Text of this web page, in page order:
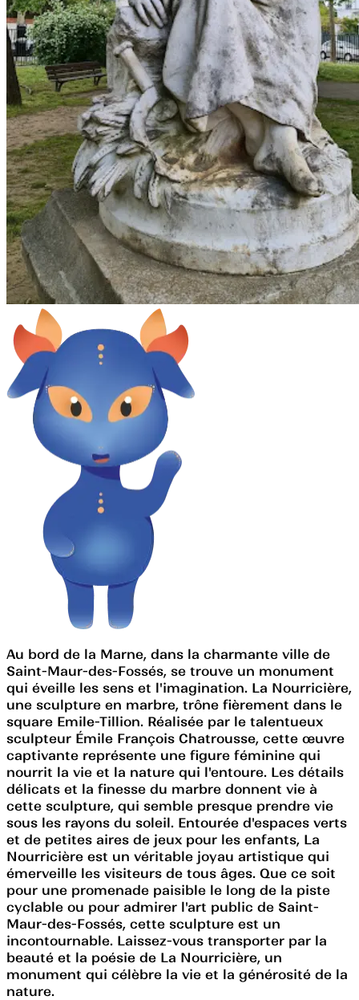
Au bord de la Marne, dans la charmante ville de
Saint-Maur-des-Fossés, se trouve un monument
qui éveille les sens et l'imagination. La Nourricière,
une sculpture en marbre, trône fièrement dans le
square Emile-Tillion. Réalisée par le talentueux
sculpteur Émile François Chatrousse, cette œuvre
captivante représente une figure féminine qui
nourrit la vie et la nature qui l'entoure. Les détails
délicats et la finesse du marbre donnent vie à
cette sculpture, qui semble presque prendre vie
sous les rayons du soleil. Entourée d'espaces verts
et de petites aires de jeux pour les enfants, La
Nourricière est un véritable joyau artistique qui
émerveille les visiteurs de tous âges. Que ce soit
pour une promenade paisible le long de la piste
cyclable ou pour admirer l'art public de Saint-
Maur-des-Fossés, cette sculpture est un
incontournable. Laissez-vous transporter par la
beauté et la poésie de La Nourricière, un
monument qui célèbre la vie et la générosité de la
nature.